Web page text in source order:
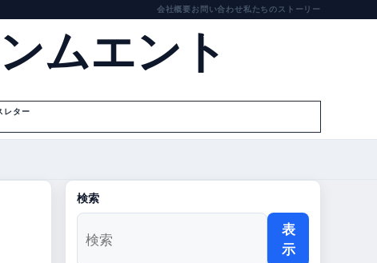
会社概要お問い合わせ私たちのストーリー
ムエント
レター
検索
表
示